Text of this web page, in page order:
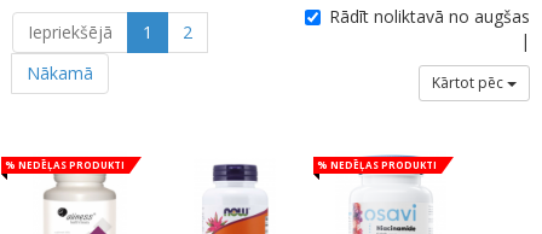
Iepriekšējā 1
2
Nākamā
Rādīt noliktavā no augšas
|
Kārtot pēc
% Nedēļas produkti % Nedēļas produkti